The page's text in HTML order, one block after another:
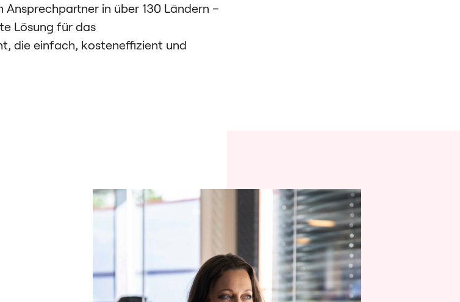
Ansprechpartner in über 130 Ländern –
Lösung für das
die einfach, kosteneffizient und